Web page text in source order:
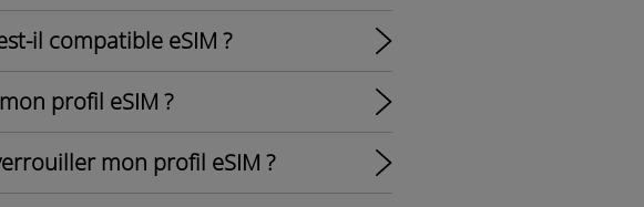
il compatible eSIM ?
profil eSIM ?
mon profil eSIM ?